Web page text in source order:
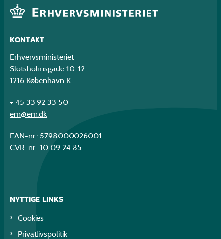
KONTAKT
Erhvervsministeriet
Slotsholmsgade 10-12
1216 København K
+ 45 33 92 33 50
em@em.dk
EAN-nr.: 5798000026001
CVR-nr.: 10 09 24 85
NYTTIGE LINKS
Cookies
Privatlivspolitik